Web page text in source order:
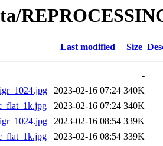
Last modified Size
-
2023-02-16 07:24 340K
2023-02-16 07:24 340K
2023-02-16 08:54 339K
2023-02-16 08:54 339K